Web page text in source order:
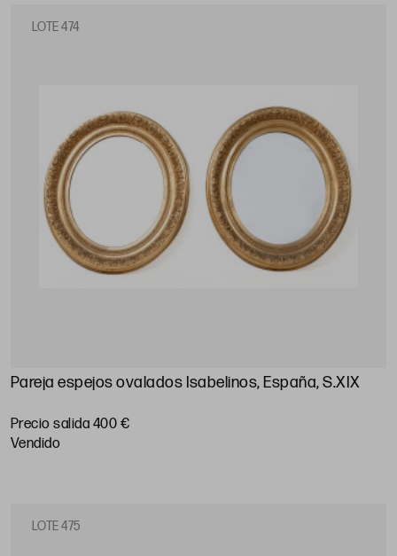
LOTE 474
Pareja espejos ovalados Isabelinos, España, S.XIX
Precio salida 400 €
vendido
LOTE 475